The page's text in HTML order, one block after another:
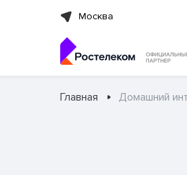
Москва
Главная Домашний